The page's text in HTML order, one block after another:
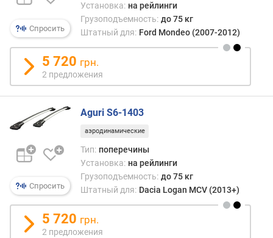
е
с
к
д
л
н
о
п
е
р
Спросить
Установка: на рейлинги
Грузоподъемность: до 75 кг
Штатный для: Ford Mondeo (2007-2012)
5 720 грн.
2 предложения
Спросить
Aguri S6-1403
аэродинамические
Тип: поперечины
Установка: на рейлинги
Грузоподъемность: до 75 кг
Штатный для: Dacia Logan MCV (2013+)
5 720 грн.
2 предложения